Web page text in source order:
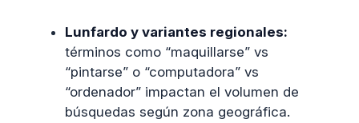
Lunfardo y variantes regionales:
términos como “maquillarse” vs
“pintarse” o “computadora” vs
“ordenador” impactan el volumen de
búsquedas según zona geográfica.